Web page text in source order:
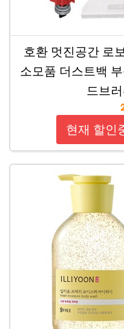
호환 멋진공간 로
소모품 더스트백
드브
현재 할인